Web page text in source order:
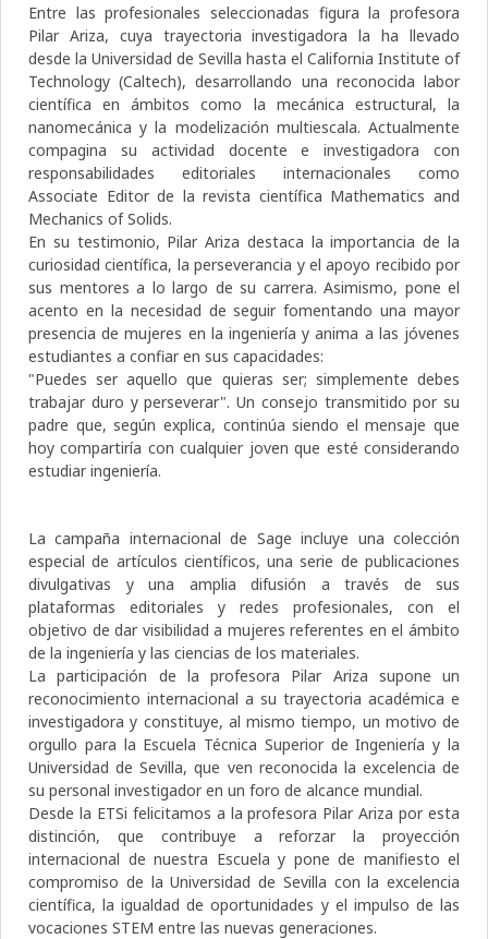
Entre las profesionales seleccionadas figura la profesora
Pilar Ariza, cuya trayectoria investigadora la ha llevado
desde la Universidad de Sevilla hasta el California Institute of
Technology (Caltech), desarrollando una reconocida labor
científica en ámbitos como la mecánica estructural, la
nanomecánica y la modelización multiescala. Actualmente
compagina su actividad docente e investigadora con
responsabilidades editoriales internacionales como
Associate Editor de la revista científica Mathematics and
Mechanics of Solids.
En su testimonio, Pilar Ariza destaca la importancia de la
curiosidad científica, la perseverancia y el apoyo recibido por
sus mentores a lo largo de su carrera. Asimismo, pone el
acento en la necesidad de seguir fomentando una mayor
presencia de mujeres en la ingeniería y anima a las jóvenes
estudiantes a confiar en sus capacidades:
"Puedes ser aquello que quieras ser; simplemente debes
trabajar duro y perseverar". Un consejo transmitido por su
padre que, según explica, continúa siendo el mensaje que
hoy compartiría con cualquier joven que esté considerando
estudiar ingeniería.
La campaña internacional de Sage incluye una colección
especial de artículos científicos, una serie de publicaciones
divulgativas y una amplia difusión a través de sus
plataformas editoriales y redes profesionales, con el
objetivo de dar visibilidad a mujeres referentes en el ámbito
de la ingeniería y las ciencias de los materiales.
La participación de la profesora Pilar Ariza supone un
reconocimiento internacional a su trayectoria académica e
investigadora y constituye, al mismo tiempo, un motivo de
orgullo para la Escuela Técnica Superior de Ingeniería y la
Universidad de Sevilla, que ven reconocida la excelencia de
su personal investigador en un foro de alcance mundial.
Desde la ETSi felicitamos a la profesora Pilar Ariza por esta
distinción, que contribuye a reforzar la proyección
internacional de nuestra Escuela y pone de manifiesto el
compromiso de la Universidad de Sevilla con la excelencia
científica, la igualdad de oportunidades y el impulso de las
vocaciones STEM entre las nuevas generaciones.